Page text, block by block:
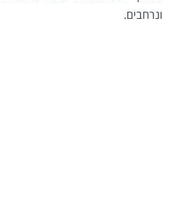
ונרחבים.